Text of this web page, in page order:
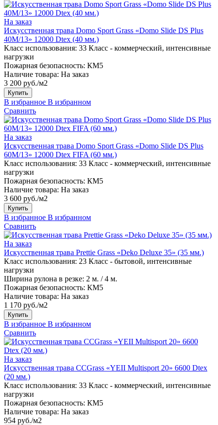
На заказ
Искусственная трава Domo Sport Grass «Domo Slide DS Plus
40M/13» 12000 Dtex (40 мм.)
Класс использования: 33 Класс - коммерческий, интенсивные
нагрузки
Пожарная безопасность: КМ5
Наличие товара: На заказ
3 200 руб./м2
Купить
В избранное В избранном
Сравнить
На заказ
Искусственная трава Domo Sport Grass «Domo Slide DS Plus
60M/13» 12000 Dtex FIFA (60 мм.)
Класс использования: 33 Класс - коммерческий, интенсивные
нагрузки
Пожарная безопасность: КМ5
Наличие товара: На заказ
3 600 руб./м2
Купить
В избранное В избранном
Сравнить
На заказ
Искусственная трава Prettie Grass «Deko Deluxe 35» (35 мм.)
Класс использования: 23 Класс - бытовой, интенсивные
нагрузки
Ширина рулона в резке: 2 м. / 4 м.
Пожарная безопасность: КМ5
Наличие товара: На заказ
1 170 руб./м2
Купить
В избранное В избранном
Сравнить
На заказ
Искусственная трава CCGrass «YEII Multisport 20» 6600 Dtex
(20 мм.)
Класс использования: 33 Класс - коммерческий, интенсивные
нагрузки
Пожарная безопасность: КМ5
Наличие товара: На заказ
954 руб./м2